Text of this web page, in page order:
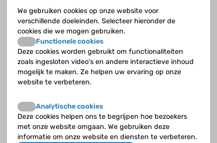
En als je wilt dat je ouders je loslaten, moet je ze laten zien
dat je het zelf kunt. Neem je verantwoordelijkheid. Je kunt
het goed in de hand houden en er zelf voor zorgen dat het
goed met je gaat. En natuurlijk zitten er wel eens slechte
dagen tussen, dat heeft iedereen! Je hoeft geen slachtoffer
te zijn van je diabetes.
Als ik om een wonder kon vragen, zou ik willen dat alle
zouden kunnen krijgen. Dus even geen diabetes meer.
Ik zie diabetes als een soort gedragstherapie. Je moet dingen
aanleren. Je moet leren zelf na te denken en zelf te
handelen, en als je het niet jong hebt geleerd is het moeilijk
We gebruiken cookies op onze website voor
verschillende doeleinden. Selecteer hieronder de
cookies die we mogen gebruiken.
Functionele cookies
Deze cookies worden gebruikt om functionaliteiten
zoals ingesloten video's en andere interactieve inhoud
mogelijk te maken. Ze helpen uw ervaring op onze
website te verbeteren.
Analytische cookies
Deze cookies helpen ons te begrijpen hoe bezoekers
met onze website omgaan. We gebruiken deze
informatie om onze website en diensten te verbeteren.